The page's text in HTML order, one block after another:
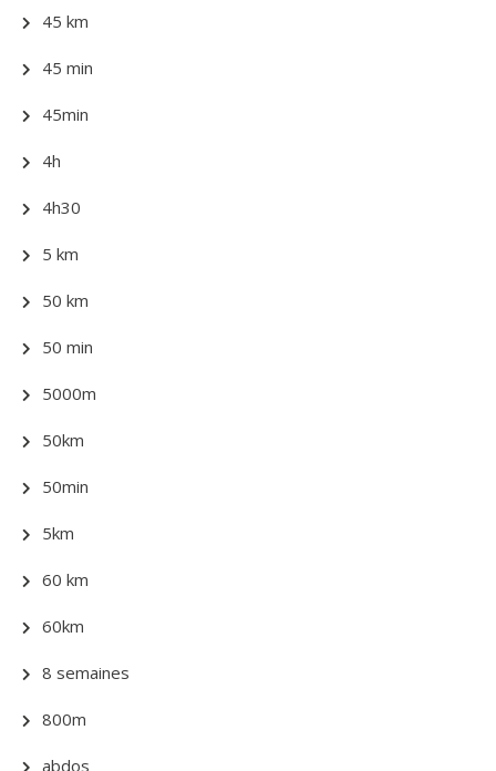
45 km
45 min
45min
4h
4h30
5 km
50 km
50 min
5000m
50km
50min
5km
60 km
60km
8 semaines
800m
abdos